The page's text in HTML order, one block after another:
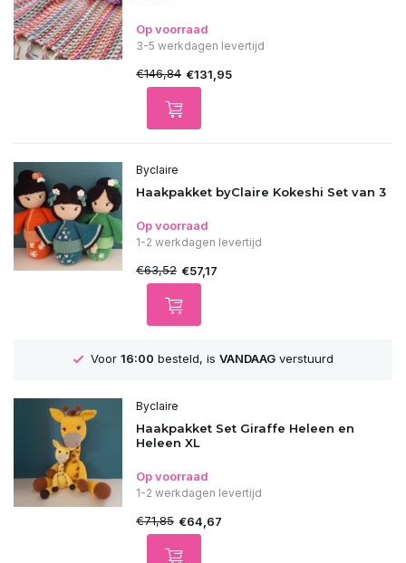
Op voorraad
3-5 werkdagen levertijd
€146,84 €131,95
Byclaire
Haakpakket byClaire Kokeshi Set van 3
Op voorraad
1-2 werkdagen levertijd
€63,52 €57,17
Voor 16:00 besteld, is VANDAAGverstuurd
Byclaire
Haakpakket Set Giraffe Heleen en
Heleen XL
Op voorraad
1-2 werkdagen levertijd
€71,85 €64,67